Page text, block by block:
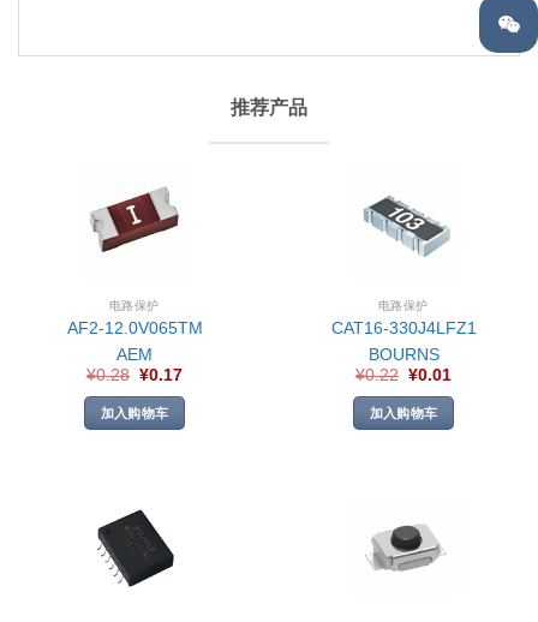
推荐产品
电路保护
AF2-12.0V065TM
AEM
¥0.28 ¥0.17
加入购物车
电路保护
CAT16-330J4LFZ1
BOURNS
¥0.22 ¥0.01
加入购物车